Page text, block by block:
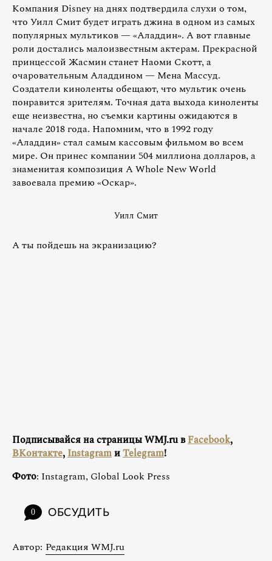
Компания Disney на днях подтвердила слухи о том,
что Уилл Смит будет играть джина в одном из самых
популярных мультиков — «Аладдин». А вот главные
роли достались малоизвестным актерам. Прекрасной
принцессой Жасмин станет Наоми Скотт, а
очаровательным Аладдином — Мена Массуд.
Создатели киноленты обещают, что мультик очень
понравится зрителям. Точная дата выхода киноленты
еще неизвестна, но съемки картины ожидаются в
начале 2018 года. Напомним, что в 1992 году
«Аладдин» стал самым кассовым фильмом во всем
мире. Он принес компании 504 миллиона долларов, а
знаменитая композиция A Whole New World
завоевала премию «Оскар».
Уилл Смит
А ты пойдешь на экранизацию?
Подписывайся на страницы WMJ.ru вFacebook,
ВКонтакте, InstagramиTelegram!
Фото: Instagram, Global Look Press
0 ОБСУДИТЬ
Автор: Редакция WMJ.ru